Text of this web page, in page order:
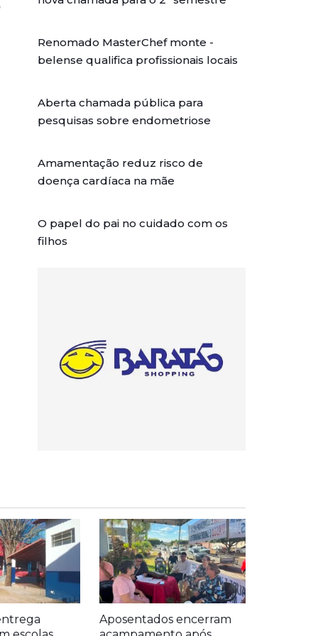
Renomado MasterChef monte -
belense qualifica profissionais locais
Aberta chamada pública para
pesquisas sobre endometriose
Amamentação reduz risco de
doença cardíaca na mãe
O papel do pai no cuidado com os
filhos
Aposentados encerram